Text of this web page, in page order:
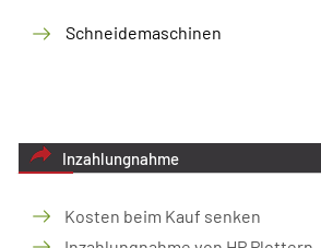
Schneidemaschinen
Inzahlungnahme
Kosten beim Kauf senken